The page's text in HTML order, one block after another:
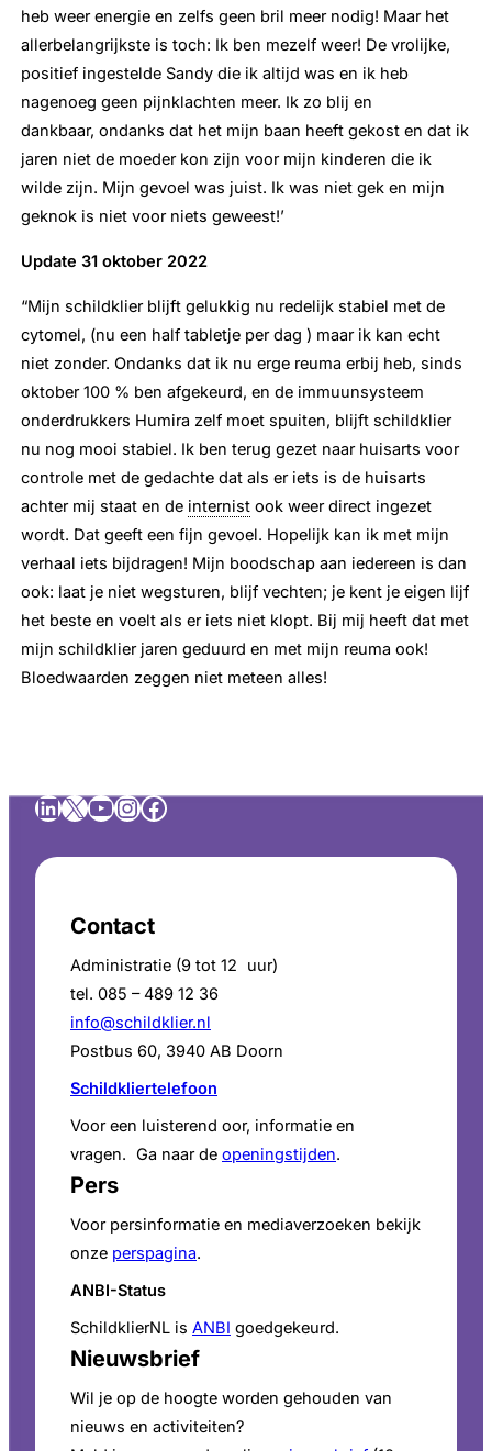
heb weer energie en zelfs geen bril meer nodig! Maar het
allerbelangrijkste is toch: Ik ben mezelf weer! De vrolijke,
positief ingestelde Sandy die ik altijd was en ik heb
nagenoeg geen pijnklachten meer. Ik zo blij en
dankbaar, ondanks dat het mijn baan heeft gekost en dat ik
jaren niet de moeder kon zijn voor mijn kinderen die ik
wilde zijn. Mijn gevoel was juist. Ik was niet gek en mijn
geknok is niet voor niets geweest!’
Update 31 oktober 2022
“Mijn schildklier blijft gelukkig nu redelijk stabiel met de
cytomel, (nu een half tabletje per dag ) maar ik kan echt
niet zonder. Ondanks dat ik nu erge reuma erbij heb, sinds
oktober 100 % ben afgekeurd, en de immuunsysteem
onderdrukkers Humira zelf moet spuiten, blijft schildklier
nu nog mooi stabiel. Ik ben terug gezet naar huisarts voor
controle met de gedachte dat als er iets is de huisarts
achter mij staat en de internist ook weer direct ingezet
wordt. Dat geeft een fijn gevoel. Hopelijk kan ik met mijn
verhaal iets bijdragen! Mijn boodschap aan iedereen is dan
ook: laat je niet wegsturen, blijf vechten; je kent je eigen lijf
het beste en voelt als er iets niet klopt. Bij mij heeft dat met
mijn schildklier jaren geduurd en met mijn reuma ook!
Bloedwaarden zeggen niet meteen alles!
LinkedIn
X YouTube
Instagram
Facebook
Contact
Administratie (9 tot 12 uur)
tel. 085 – 489 12 36
info@schildklier.nl
Postbus 60, 3940 AB Doorn
Schildkliertelefoon
Voor een luisterend oor, informatie en
vragen. Ga naar de openingstijden.
Pers
Voor persinformatie en mediaverzoeken bekijk
onze perspagina.
ANBI-Status
SchildklierNL is ANBI goedgekeurd.
Nieuwsbrief
Wil je op de hoogte worden gehouden van
nieuws en activiteiten?